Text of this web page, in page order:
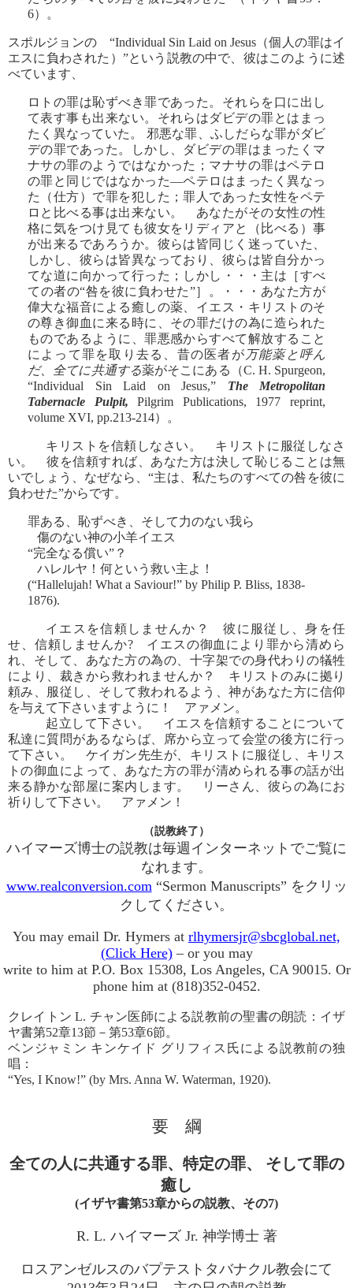
6）。
スポルジョンの “Individual Sin Laid on Jesus（個人の罪はイ
エスに負わされた）”という説教の中で、彼はこのように述
べています、
ロトの罪は恥ずべき罪であった。それらを口に出し
て表す事も出来ない。それらはダビデの罪とはまっ
たく異なっていた。 邪悪な罪、ふしだらな罪がダビ
デの罪であった。しかし、ダビデの罪はまったくマ
ナサの罪のようではなかった；マナサの罪はペテロ
の罪と同じではなかった―ペテロはまったく異なっ
た（仕方）で罪を犯した；罪人であった女性をペテ
ロと比べる事は出来ない。 あなたがその女性の性
格に気をつけ見ても彼女をリディアと（比べる）事
が出来るであろうか。彼らは皆同じく迷っていた、
しかし、彼らは皆異なっており、彼らは皆自分かっ
てな道に向かって行った；しかし・・・主は［すべ
ての者の“咎を彼に負わせた”］。・・・あなた方が
偉大な福音による癒しの薬、イエス・キリストのそ
の尊き御血に来る時に、その罪だけの為に造られた
ものであるように、罪悪感からすべて解放すること
によって罪を取り去る、昔の医者が 万能薬と呼ん
だ、全てに共通する薬がそこにある（C. H. Spurgeon,
“Individual Sin Laid on Jesus,” The Metropolitan
Tabernacle Pulpit, Pilgrim Publications, 1977 reprint,
volume XVI, pp.213-214）。
キリストを信頼しなさい。 キリストに服従しなさ
い。 彼を信頼すれば、あなた方は決して恥じることは無
いでしょう、なぜなら、“主は、私たちのすべての咎を彼に
負わせた”からです。
罪ある、恥ずべき、そして力のない我ら
傷のない神の小羊イエス
“完全なる償い”？
ハレルヤ！何という救い主よ！
(“Hallelujah! What a Saviour!” by Philip P. Bliss, 1838-
1876).
イエスを信頼しませんか？ 彼に服従し、身を任
せ、信頼しませんか? イエスの御血により罪から清めら
れ、そして、あなた方の為の、十字架での身代わりの犠牲
により、裁きから救われませんか？ キリストのみに拠り
頼み、服従し、そして救われるよう、神があなた方に信仰
を与えて下さいますように！ アァメン。
起立して下さい。 イエスを信頼することについて
私達に質問があるならば、席から立って会堂の後方に行っ
て下さい。 ケイガン先生が、キリストに服従し、キリス
トの御血によって、あなた方の罪が清められる事の話が出
来る静かな部屋に案内します。 リーさん、彼らの為にお
祈りして下さい。 アァメン！
（説教終了）
ハイマーズ博士の説教は毎週インターネットでご覧に
なれます。
www.realconversion.com“Sermon Manuscripts” をクリッ
クしてください。
You may email Dr. Hymers at rlhymersjr@sbcglobal.net,
(Click Here)– or you may
write to him at P.O. Box 15308, Los Angeles, CA 90015. Or
phone him at (818)352-0452.
クレイトン L. チャン医師による説教前の聖書の朗読：イザ
ヤ書第52章13節－第53章6節。
ベンジャミン キンケイド グリフィス氏による説教前の独
唱：
“Yes, I Know!” (by Mrs. Anna W. Waterman, 1920).
要 綱
全ての人に共通する罪、特定の罪、 そして罪の
癒し
(イザヤ書第53章からの説教、その7)
R. L. ハイマーズ Jr. 神学博士 著
ロスアンゼルスのバプテストタバナクル教会にて